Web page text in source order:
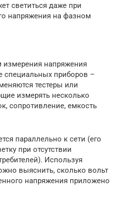
светиться даже при
напряжения на фазном
напряжения
специальных приборов –
тестеры или
измерять несколько
сопротивление, емкость
параллельно к сети (его
при отсутствии
Используя
выяснить, сколько вольт
напряжения приложено